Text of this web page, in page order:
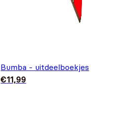
Bumba - uitdeelboekjes
€11,99